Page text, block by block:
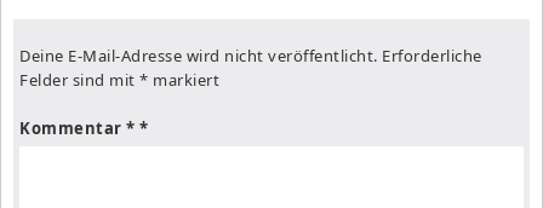
Deine E-Mail-Adresse wird nicht veröffentlicht. Erforderliche
Felder sind mit * markiert
Kommentar *